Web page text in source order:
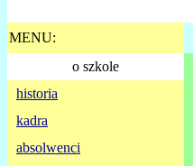
MENU:
o szkole
historia
kadra
absolwenci